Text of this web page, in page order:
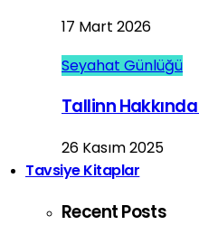
17 Mart 2026
Seyahat Günlüğü
Tallinn
26 Kasım 2025
Tavsiye Kitaplar
Recent Posts